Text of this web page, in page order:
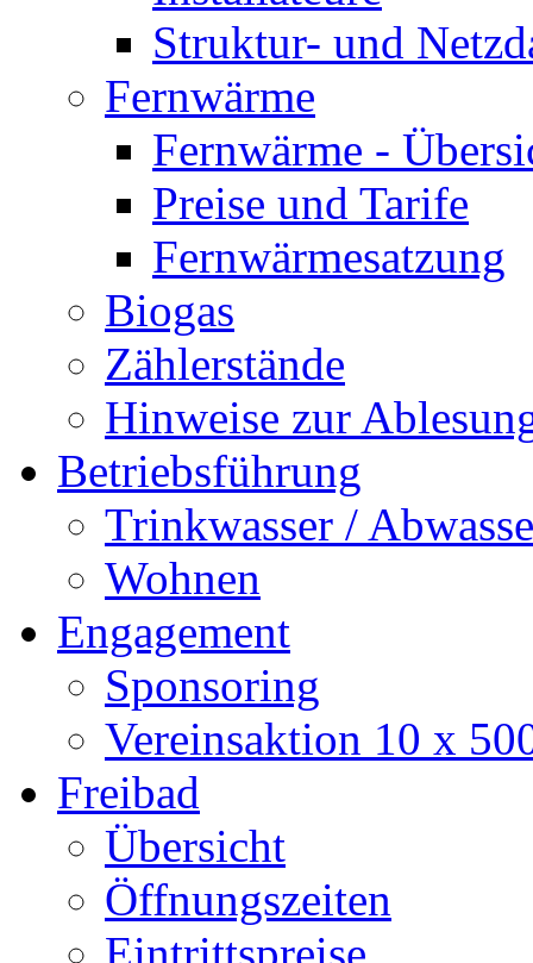
Struktur- und
Fernwärme
Fernwärme -
Preise und Tarife
Fernwärmesatzung
Biogas
Zählerstände
Hinweise zur
Betriebsführung
Trinkwasser /
Wohnen
Engagement
Sponsoring
Vereinsaktion 10 x
Freibad
Übersicht
Öffnungszeiten
Eintrittspreise